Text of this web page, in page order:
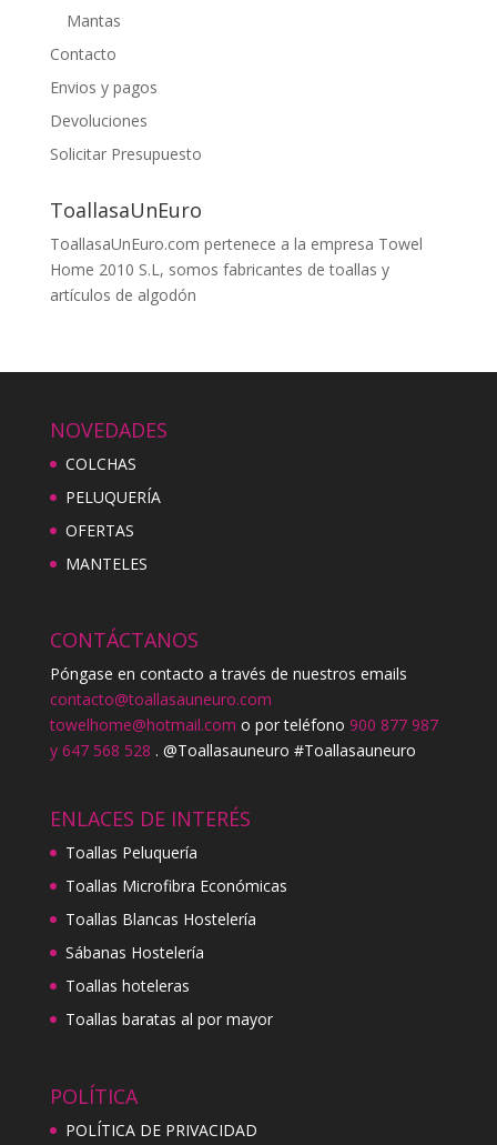
Mantas
Contacto
Envios y pagos
Devoluciones
Solicitar Presupuesto
ToallasaUnEuro
ToallasaUnEuro.com pertenece a la empresa Towel
Home 2010 S.L, somos fabricantes de toallas y
artículos de algodón
NOVEDADES
COLCHAS
PELUQUERÍA
OFERTAS
MANTELES
CONTÁCTANOS
Póngase en contacto a través de nuestros emails
contacto@toallasauneuro.com
towelhome@hotmail.com o por teléfono 900 877 987
y 647 568 528 . @Toallasauneuro #Toallasauneuro
ENLACES DE INTERÉS
Toallas Peluquería
Toallas Microfibra Económicas
Toallas Blancas Hostelería
Sábanas Hostelería
Toallas hoteleras
Toallas baratas al por mayor
POLÍTICA
POLÍTICA DE PRIVACIDAD